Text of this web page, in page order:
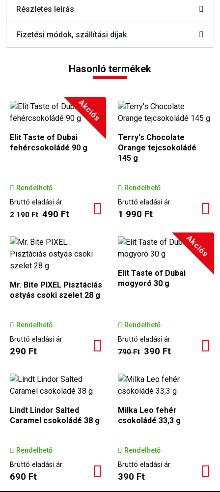
Részletes leírás
Fizetési módok, szállítási díjak
Hasonló termékek
Akciós
Elit Taste of Dubai
fehércsokoládé 90 g
Rendelhető
Bruttó eladási ár:
2 190 Ft 490 Ft
Terry's Chocolate
Orange tejcsokoládé
145 g
Rendelhető
Bruttó eladási ár:
1 990 Ft
Mr. Bite PIXEL Pisztáciás
ostyás csoki szelet 28 g
Rendelhető
Bruttó eladási ár:
290 Ft
Akciós
Elit Taste of Dubai
mogyoró 30 g
Rendelhető
Bruttó eladási ár:
790 Ft 390 Ft
Lindt Lindor Salted
Caramel csokoládé 38 g
Rendelhető
Bruttó eladási ár:
690 Ft
Milka Leo fehér
csokoládé 33,3 g
Rendelhető
Bruttó eladási ár:
390 Ft